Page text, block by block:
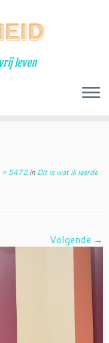
leven
× 5472 in Dit is wat ik leerde
Volgende →